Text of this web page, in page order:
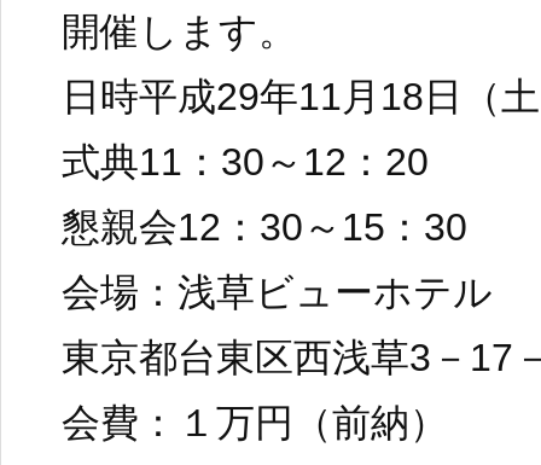
開催します。
日時平成29年11月18日（
式典11：30～12：20
懇親会12：30～15：30
会場：浅草ビューホテル
東京都台東区西浅草3－17
会費：１万円（前納）